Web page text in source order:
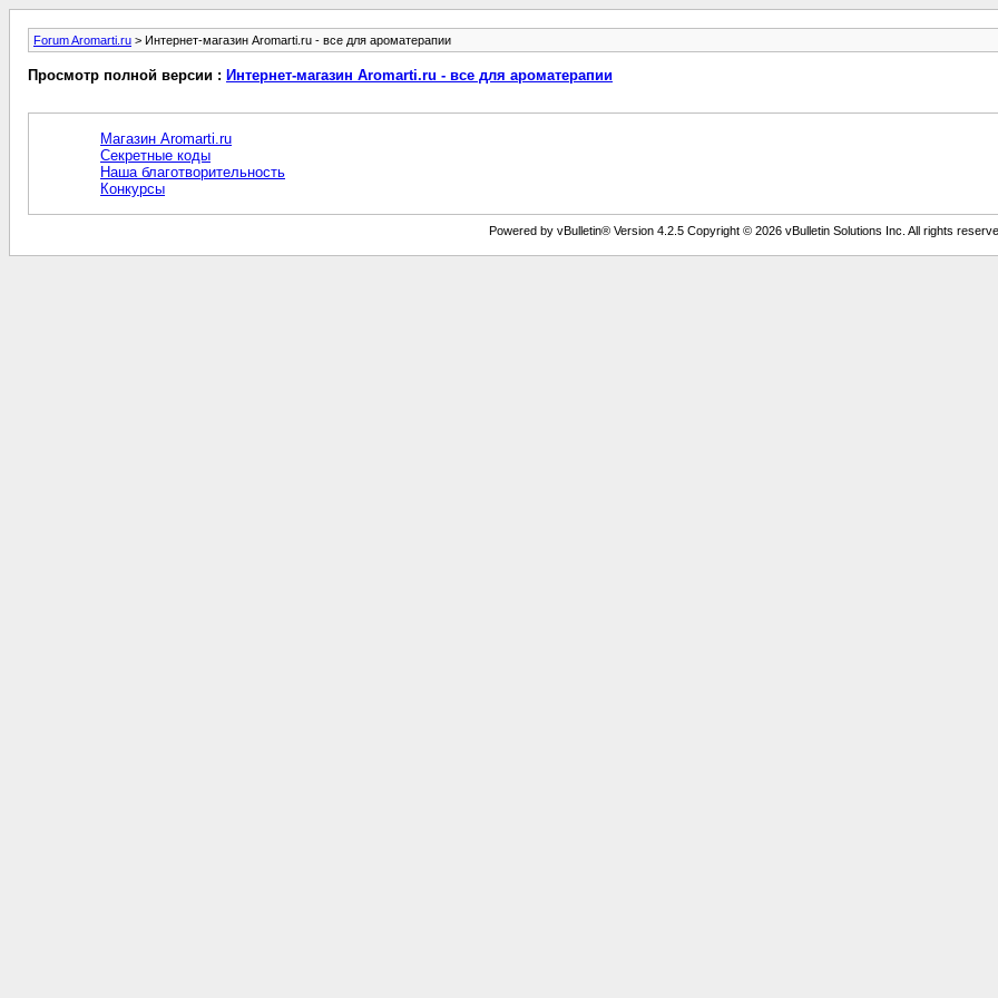
Forum Aromarti.ru > Интернет-магазин Aromarti.ru - все для ароматерапии
Просмотр полной версии : Интернет-магазин Aromarti.ru - все для ароматерапии
Магазин Aromarti.ru
Секретные коды
Наша благотворительность
Конкурсы
Powered by vBulletin® Version 4.2.5 Copyright © 2026 vBulletin Solutions Inc. All rights